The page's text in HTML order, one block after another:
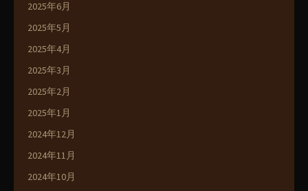
2025年6月
2025年5月
2025年4月
2025年3月
2025年2月
2025年1月
2024年12月
2024年11月
2024年10月